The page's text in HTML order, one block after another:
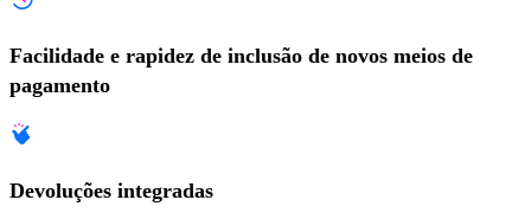
Facilidade e rapidez de inclusão de novos meios de
pagamento
Devoluções integradas